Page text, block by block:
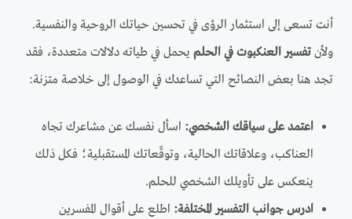
أنت تسعى إلى استثمار الرؤى في تحسين حياتك الروحية والنفسية.
ولأنتفسير العنكبوت في الحلم يحمل في طياته دلالات متعددة، فقد
تجد هنا بعض النصائح التي تساعدك في الوصول إلى خلاصة متزنة:
اعتمد على سياقك الشخصي: اسأل نفسك عن مشاعرك تجاه
العناكب، وعلاقاتك الحالية، وتوقّعاتك المستقبلية؛ فكل ذلك
ينعكس على تأويلك الشخصي للحلم.
ادرس جوانب التفسير المختلفة: اطلع على أقوال المفسرين